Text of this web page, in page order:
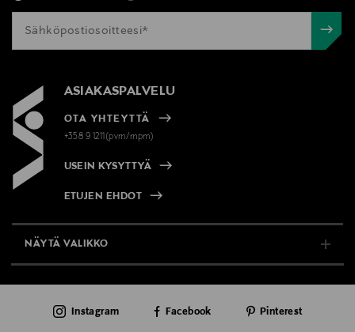
ASIAKASPALVELU
OTA YHTEYTTÄ
+358 9 1211(pvm/mpm)
USEIN KYSYTTYÄ
ETUJEN EHDOT
NÄYTÄ VALIKKO
AJANKOHTAISTA
Instagram Facebook Pinterest